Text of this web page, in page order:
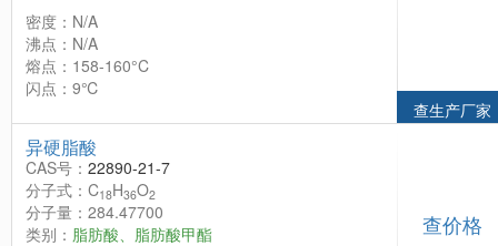
密度：N/A
沸点：N/A
熔点：158-160°C
闪点：9℃
查生产厂家
异硬脂酸
CAS号： 22890-21-7
分子式：C18H36O2
分子量：284.47700
类别： 脂肪酸、脂肪酸甲酯
查价格